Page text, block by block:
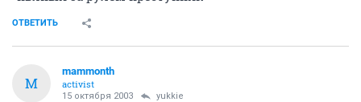
ОТВЕТИТЬ
M
mammonth
activist
15 октября 2003 yukkie